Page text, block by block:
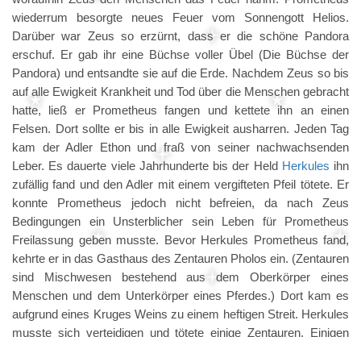
wiederrum besorgte neues Feuer vom Sonnengott Helios.
Darüber war Zeus so erzürnt, dass er die schöne Pandora
erschuf. Er gab ihr eine Büchse voller Übel (Die Büchse der
Pandora) und entsandte sie auf die Erde. Nachdem Zeus so bis
auf alle Ewigkeit Krankheit und Tod über die Menschen gebracht
hatte, ließ er Prometheus fangen und kettete ihn an einen
Felsen. Dort sollte er bis in alle Ewigkeit ausharren. Jeden Tag
kam der Adler Ethon und fraß von seiner nachwachsenden
Leber. Es dauerte viele Jahrhunderte bis der Held Herkules ihn
zufällig fand und den Adler mit einem vergifteten Pfeil tötete. Er
konnte Prometheus jedoch nicht befreien, da nach Zeus
Bedingungen ein Unsterblicher sein Leben für Prometheus
Freilassung geben musste. Bevor Herkules Prometheus fand,
kehrte er in das Gasthaus des Zentauren Pholos ein. (Zentauren
sind Mischwesen bestehend aus dem Oberkörper eines
Menschen und dem Unterkörper eines Pferdes.) Dort kam es
aufgrund eines Kruges Weins zu einem heftigen Streit. Herkules
musste sich verteidigen und tötete einige Zentauren. Einigen